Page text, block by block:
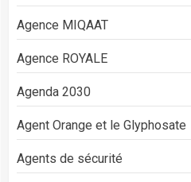
Agence MIQAAT
Agence ROYALE
Agenda 2030
Agent Orange et le Glyphosate
Agents de sécurité